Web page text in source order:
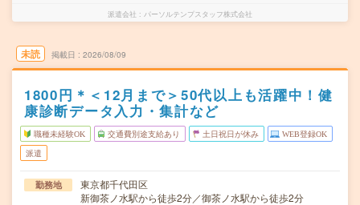
派遣会社 パーソルテンプスタッフ株式会社
未読 掲載日 2026/08/09
1800円＊＜12月まで＞50代以上も活躍中！健
康診断データ入力・集計など
職種未経験OK 交通費別途支給あり 土日祝日が休み WEB登録OK
派遣
勤務地
東京都千代田区
新御茶ノ水駅から徒歩2分／御茶ノ水駅から徒歩2分